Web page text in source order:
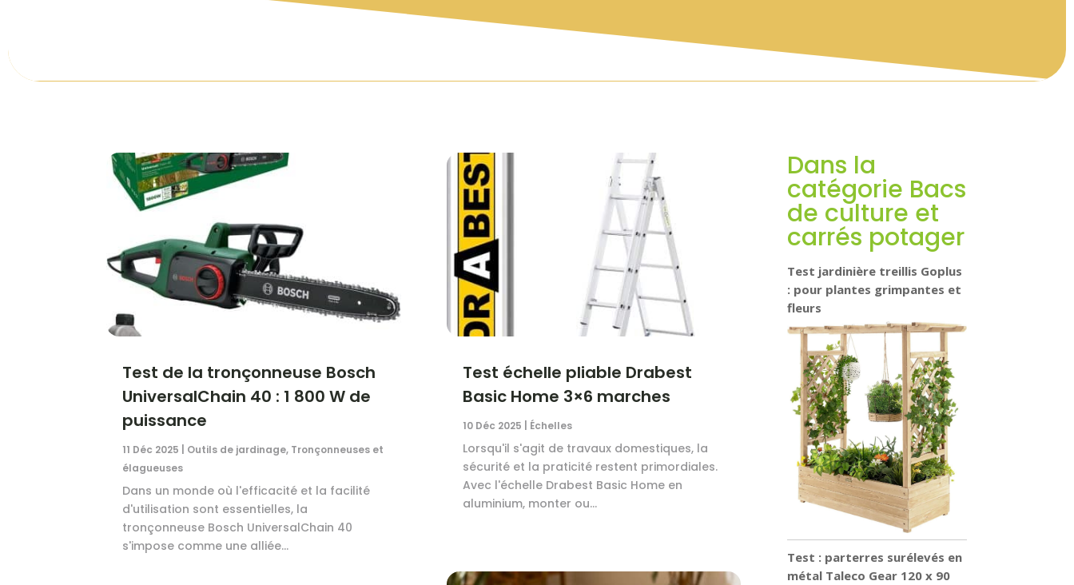
Test de la tronçonneuse Bosch
UniversalChain 40 : 1 800 W de
puissance
11 Déc 2025 Outils de jardinage, Tronçonneuses et
élagueuses
Dans un monde où l'efficacité et la facilité
d'utilisation sont essentielles, la
tronçonneuse Bosch UniversalChain 40
s'impose comme une alliée...
Test échelle pliable Drabest
Basic Home 3×6 marches
10 Déc 2025 Échelles
Lorsqu'il s'agit de travaux domestiques, la
sécurité et la praticité restent primordiales.
Avec l'échelle Drabest Basic Home en
aluminium, monter ou...
Dans la
catégorie Bacs
de culture et
carrés potager
Test jardinière treillis Goplus
: pour plantes grimpantes et
fleurs
Test : parterres surélevés en
métal Taleco Gear 120 x 90